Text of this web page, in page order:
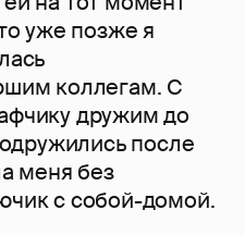
уже позже я
коллегам. С
дружим до
после
меня без
с собой-домой.